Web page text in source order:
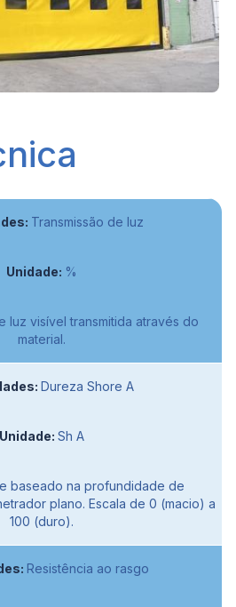
Transmissão de luz
%
luz visível transmitida através do
material.
Dureza Shore A
Sh A
baseado na profundidade de
plano. Escala de 0 (macio) a
100 (duro).
Resistência ao rasgo